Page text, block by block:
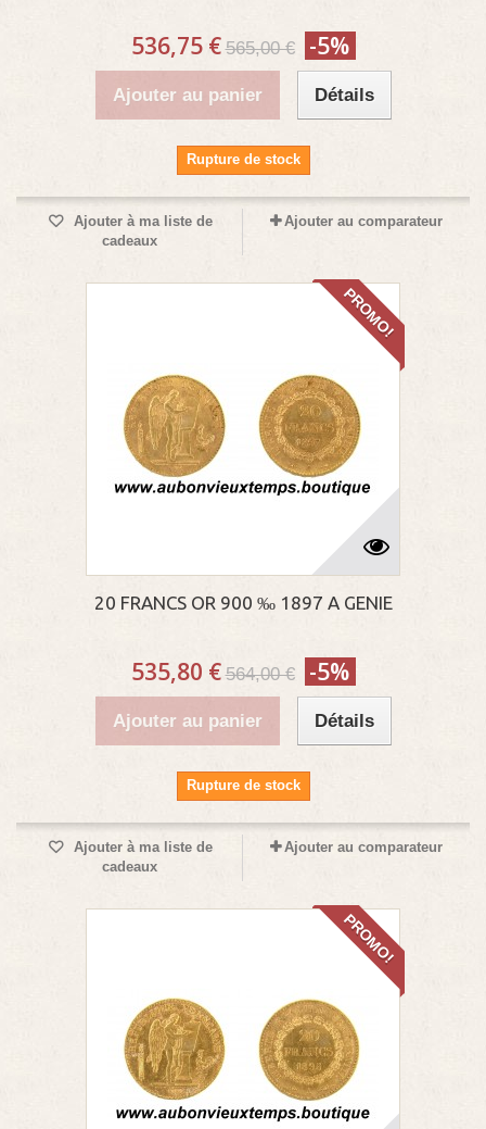
536,75 € 565,00 € -5%
Ajouter au panier Détails
Rupture de stock
Ajouter à ma liste de
cadeaux
Ajouter au comparateur
PROMO!
20 FRANCS OR 900 ‰ 1897 A GENIE
535,80 € 564,00 € -5%
Ajouter au panier Détails
Rupture de stock
Ajouter à ma liste de
cadeaux
Ajouter au comparateur
PROMO!